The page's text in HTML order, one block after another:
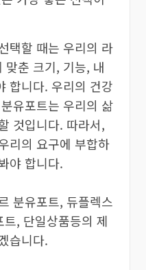
택할 때는 우리의 라
맞춘 크기, 기능, 내
합니다. 우리의 건강
유포트는 우리의 삶
것입니다. 따라서,
리의 요구에 부합하
야 합니다.
분유포트, 듀플렉스
, 단일상품등의 제
습니다.